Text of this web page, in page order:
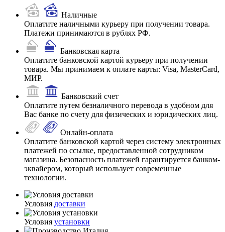
Наличные
Оплатите наличными курьеру при получении товара.
Платежи принимаются в рублях РФ.
Банковская карта
Оплатите банковской картой курьеру при получении
товара. Мы принимаем к оплате карты: Visa, MasterCard,
МИР.
Банковский счет
Оплатите путем безналичного перевода в удобном для
Вас банке по счету для физических и юридических лиц.
Онлайн-оплата
Оплатите банковской картой через систему электронных
платежей по ссылке, предоставленной сотрудником
магазина. Безопасность платежей гарантируется банком-
эквайером, который использует современные
технологии.
Условия доставки
Условия установки